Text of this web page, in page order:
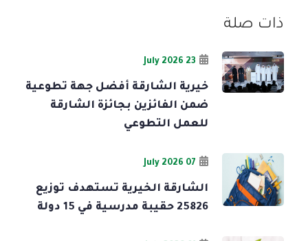
ذات صلة
23 July 2026
خيرية الشارقة أفضل جهة تطوعية
ضمن الفائزين بجائزة الشارقة
للعمل التطوعي
07 July 2026
الشارقة الخيرية تستهدف توزيع
25826 حقيبة مدرسية في 15 دولة